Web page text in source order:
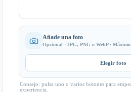
Añade una foto
Opcional · JPG, PNG o WebP ·
Elegir foto
Consejo: pulsa uno o varios botones para
experiencia.